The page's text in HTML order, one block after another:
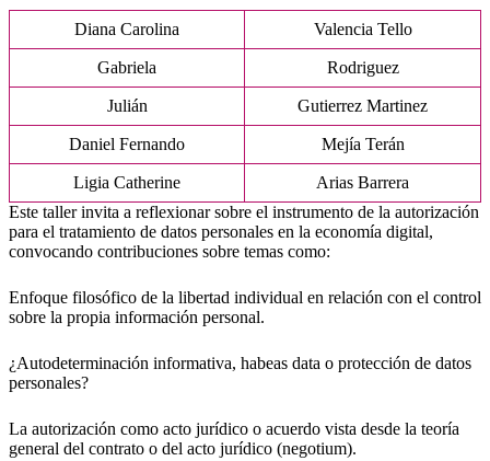
Diana Carolina Valencia Tello
Gabriela Rodriguez
Julián Gutierrez Martinez
Daniel Fernando Mejía Terán
Ligia Catherine
Arias Barrera
Este taller invita a reflexionar sobre el instrumento de la autorización
para el tratamiento de datos personales en la economía digital,
convocando contribuciones sobre temas como:
Enfoque filosófico de la libertad individual en relación con el control
sobre la propia información personal.
¿Autodeterminación informativa, habeas data o protección de datos
personales?
La autorización como acto jurídico o acuerdo vista desde la teoría
general del contrato o del acto jurídico (negotium).